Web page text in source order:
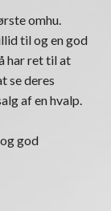
omhu.
til og en god
har ret til at
se deres
af en hvalp.
god